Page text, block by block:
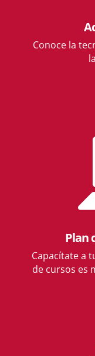
Conoce la
Plan
Capacítate a
de cursos es